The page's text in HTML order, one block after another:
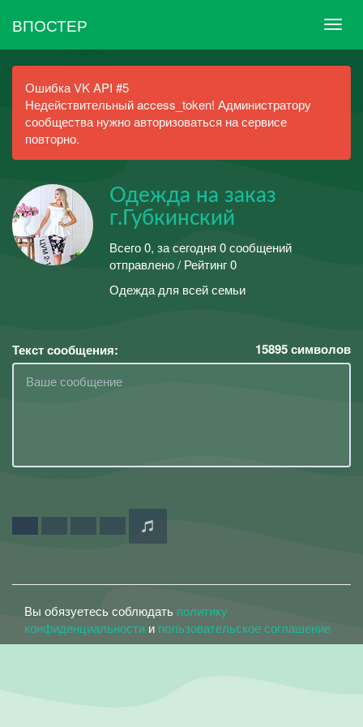
ВПОСТЕР
Ошибка VK API #5
Недействительный access_token! Администратору
сообщества нужно авторизоваться на сервисе
повторно.
Одежда на заказ
г.Губкинский
Всего 0, за сегодня 0 сообщений
отправлено / Рейтинг 0
Одежда для всей семьи
Текст сообщения: 15895символов
Вы обязуетесь соблюдать политику
конфиденциальности и пользовательское соглашение